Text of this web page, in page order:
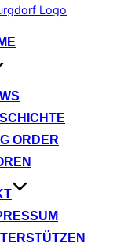
ORDER